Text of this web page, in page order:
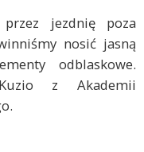
jezdnię poza
nosić jasną
odblaskowe.
z Akademii